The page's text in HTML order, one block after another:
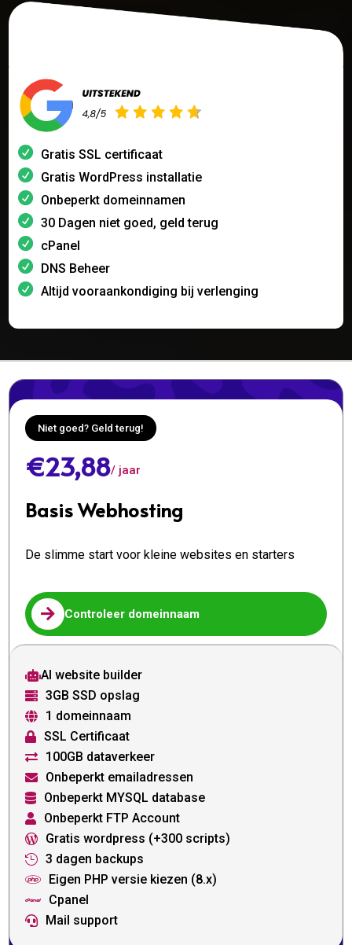
Gratis SSL certificaat
Gratis WordPress installatie
Onbeperkt domeinnamen
30 Dagen niet goed, geld terug
cPanel
DNS Beheer
Altijd vooraankondiging bij verlenging
Niet goed? Geld terug!
€23,88/ jaar
Basis Webhosting
De slimme start voor kleine websites en starters
 Controleer domeinnaam
AI website builder
 3GB SSD opslag
 1 domeinnaam
 SSL Certificaat
 100GB dataverkeer
 Onbeperkt emailadressen
 Onbeperkt MYSQL database
 Onbeperkt FTP Account
 Gratis wordpress (+300 scripts)
 3 dagen backups
 Eigen PHP versie kiezen (8.x)
 Cpanel
 Mail support